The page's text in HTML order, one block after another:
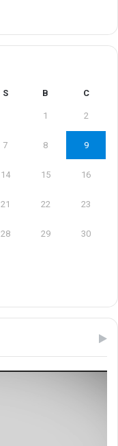
S B C
1 2
7 8 9
14 15 16
21 22 23
28 29 30